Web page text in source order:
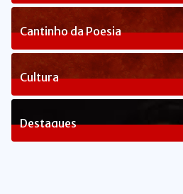
3Posts
Cantinho da Poesia
1Posts
Cultura
82Posts
Destaques